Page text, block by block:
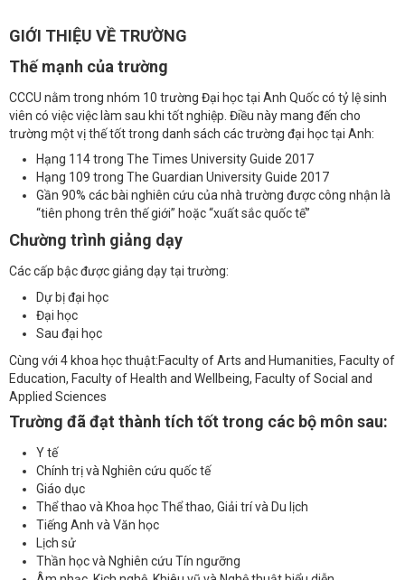
GIỚI THIỆU VỀ TRƯỜNG
Thế mạnh của trường
CCCU nằm trong nhóm 10 trường Đại học tại Anh Quốc có tỷ lệ sinh
viên có việc việc làm sau khi tốt nghiệp. Điều này mang đến cho
trường một vị thế tốt trong danh sách các trường đại học tại Anh:
Hạng 114 trong The Times University Guide 2017
Hạng 109 trong The Guardian University Guide 2017
Gần 90% các bài nghiên cứu của nhà trường được công nhận là
“tiên phong trên thế giới” hoặc “xuất sắc quốc tế”
Chường trình giảng dạy
Các cấp bậc được giảng dạy tại trường:
Dự bị đại học
Đại học
Sau đại học
Cùng với 4 khoa học thuật:Faculty of Arts and Humanities, Faculty of
Education, Faculty of Health and Wellbeing, Faculty of Social and
Applied Sciences
Trường đã đạt thành tích tốt trong các bộ môn sau:
Y tế
Chính trị và Nghiên cứu quốc tế
Giáo dục
Thể thao và Khoa học Thể thao, Giải trí và Du lịch
Tiếng Anh và Văn học
Lịch sử
Thần học và Nghiên cứu Tín ngưỡng